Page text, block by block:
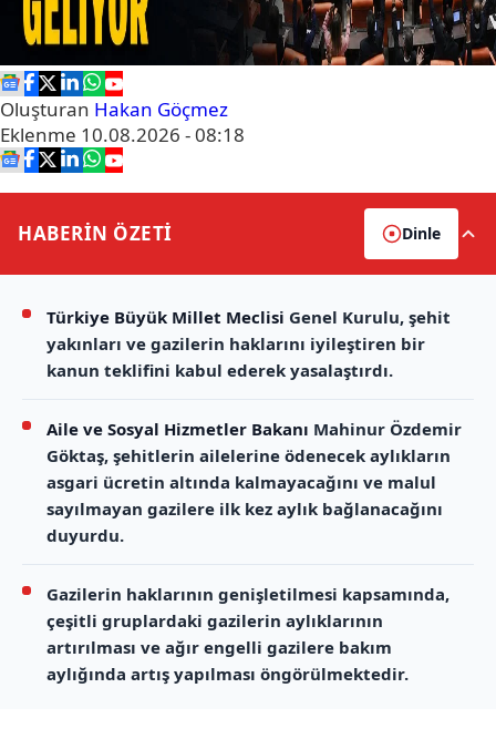
Oluşturan Hakan Göçmez
Eklenme 10.08.2026 - 08:18
HABERİN ÖZETİ Dinle
Türkiye Büyük Millet Meclisi Genel Kurulu, şehit
yakınları ve gazilerin haklarını iyileştiren bir
kanun teklifini kabul ederek yasalaştırdı.
Aile ve Sosyal Hizmetler Bakanı Mahinur Özdemir
Göktaş, şehitlerin ailelerine ödenecek aylıkların
asgari ücretin altında kalmayacağını ve malul
sayılmayan gazilere ilk kez aylık bağlanacağını
duyurdu.
Gazilerin haklarının genişletilmesi kapsamında,
çeşitli gruplardaki gazilerin aylıklarının
artırılması ve ağır engelli gazilere bakım
aylığında artış yapılması öngörülmektedir.